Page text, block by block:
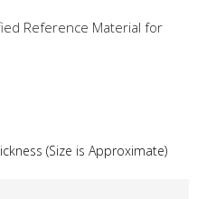
Reference Material for
(Size is Approximate)